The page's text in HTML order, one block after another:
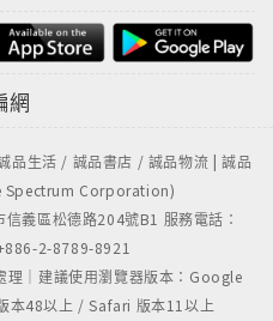
網
生活 / 誠品書店 / 誠品物流 | 誠品
Spectrum Corporation)
義區松德路204號B1 服務電話：
2-8789-8921
理｜建議使用瀏覽器版本：Google
本48以上 / Safari 版本11以上